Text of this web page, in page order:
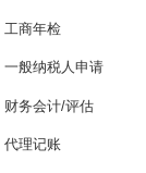
工商年检
一般纳税人申请
财务会计/评估
代理记账